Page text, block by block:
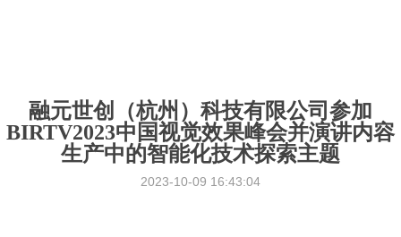
融元世创（杭州）科技有限公司参加
BIRTV2023中国视觉效果峰会并演讲内容
生产中的智能化技术探索主题
2023-10-09 16:43:04